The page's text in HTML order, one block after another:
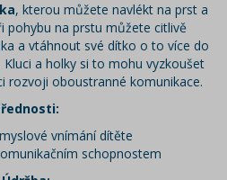
, kterou můžete navlékt na prst a
pohybu na prstu můžete citlivě
a vtáhnout své dítko o to více do
a holky si to mohu vyzkoušet
rozvoji oboustranné komunikace.
vnímání dítěte
schopnostem